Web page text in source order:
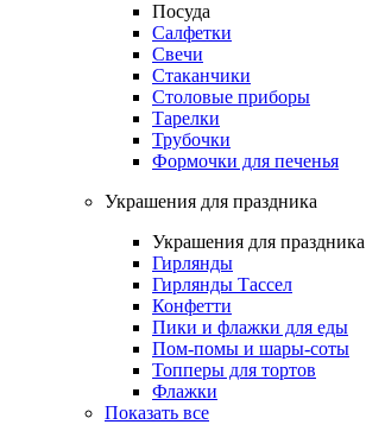
Посуда
Салфетки
Свечи
Стаканчики
Столовые приборы
Тарелки
Трубочки
Формочки для печенья
Украшения для праздника
Украшения для праздника
Гирлянды
Гирлянды Тассел
Конфетти
Пики и флажки для еды
Пом-помы и шары-соты
Топперы для тортов
Флажки
Показать все